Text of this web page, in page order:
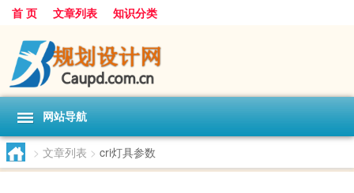
首 页 文章列表 知识分类
网站导航
> 文章列表 > cri灯具参数